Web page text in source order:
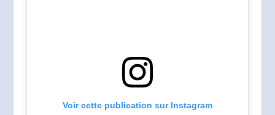
Voir cette publication sur Instagram